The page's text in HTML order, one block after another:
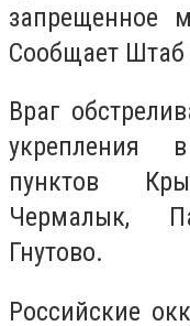
запрещенное
Сообщает
Враг
укрепления
пунктов
Чермалык,
Гнутово.
Российские